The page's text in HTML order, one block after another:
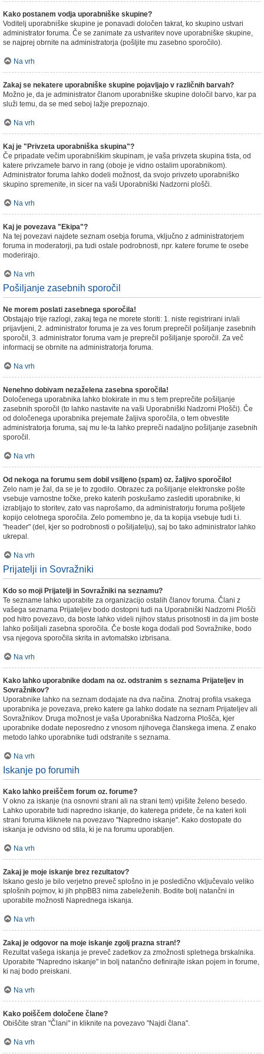
Kako postanem vodja uporabniške skupine?
Voditelj uporabniške skupine je ponavadi določen takrat, ko skupino ustvari
administrator foruma. Če se zanimate za ustvaritev nove uporabniške skupine,
se najprej obrnite na administratorja (pošljite mu zasebno sporočilo).
Na vrh
Zakaj se nekatere uporabniške skupine pojavljajo v različnih barvah?
Možno je, da je administrator članom uporabniške skupine določil barvo, kar pa
služi temu, da se med seboj lažje prepoznajo.
Na vrh
Kaj je "Privzeta uporabniška skupina"?
Če pripadate večim uporabniškim skupinam, je vaša privzeta skupina tista, od
katere privzamete barvo in rang (oboje je vidno ostalim uporabnikom).
Administrator foruma lahko dodeli možnost, da svojo privzeto uporabniško
skupino spremenite, in sicer na vaši Uporabniški Nadzorni plošči.
Na vrh
Kaj je povezava "Ekipa"?
Na tej povezavi najdete seznam osebja foruma, vključno z administratorjem
foruma in moderatorji, pa tudi ostale podrobnosti, npr. katere forume te osebe
moderirajo.
Na vrh
Pošiljanje zasebnih sporočil
Ne morem poslati zasebnega sporočila!
Obstajajo trije razlogi, zakaj tega ne morete storiti: 1. niste registrirani in/ali
prijavljeni, 2. administrator foruma je za ves forum preprečil pošiljanje zasebnih
sporočil, 3. administrator foruma vam je preprečil pošiljanje sporočil. Za več
informacij se obrnite na administratorja foruma.
Na vrh
Nenehno dobivam nezaželena zasebna sporočila!
Določenega uporabnika lahko blokirate in mu s tem preprečite pošiljanje
zasebnih sporočil (to lahko nastavite na vaši Uporabniški Nadzorni Plošči). Če
od določenega uporabnika prejemate žaljiva sporočila, o tem obvestite
administratorja foruma, saj mu le-ta lahko prepreči nadaljno pošiljanje zasebnih
sporočil.
Na vrh
Od nekoga na forumu sem dobil vsiljeno (spam) oz. žaljivo sporočilo!
Zelo nam je žal, da se je to zgodilo. Obrazec za pošiljanje elektronske pošte
vsebuje varnostne točke, preko katerih poskušamo zaslediti uporabnike, ki
izrabljajo to storitev, zato vas naprošamo, da administratorju foruma pošljete
kopijo celotnega sporočila. Zelo pomembno je, da ta kopija vsebuje tudi t.i.
"header" (del, kjer so podrobnosti o pošiljatelju), saj bo tako administrator lahko
ukrepal.
Na vrh
Prijatelji in Sovražniki
Kdo so moji Prijatelji in Sovražniki na seznamu?
Te sezname lahko uporabite za organizacijo ostalih članov foruma. Člani z
vašega seznama Prijateljev bodo dostopni tudi na Uporabniški Nadzorni Plošči
pod hitro povezavo, da boste lahko videli njihov status prisotnosti in da jim boste
lahko pošiljali zasebna sporočila. Če boste koga dodali pod Sovražnike, bodo
vsa njegova sporočila skrita in avtomatsko izbrisana.
Na vrh
Kako lahko uporabnike dodam na oz. odstranim s seznama Prijateljev in
Sovražnikov?
Uporabnike lahko na seznam dodajate na dva načina. Znotraj profila vsakega
uporabnika je povezava, preko katere ga lahko dodate na seznam Prijateljev ali
Sovražnikov. Druga možnost je vaša Uporabniška Nadzorna Plošča, kjer
uporabnike dodate neposredno z vnosom njihovega članskega imena. Z enako
metodo lahko uporabnike tudi odstranite s seznama.
Na vrh
Iskanje po forumih
Kako lahko preiščem forum oz. forume?
V okno za iskanje (na osnovni strani ali na strani tem) vpišite želeno besedo.
Lahko uporabite tudi napredno iskanje, do katerega pridete, če na kateri koli
strani foruma kliknete na povezavo "Napredno iskanje". Kako dostopate do
iskanja je odvisno od stila, ki je na forumu uporabljen.
Na vrh
Zakaj je moje iskanje brez rezultatov?
Iskano geslo je bilo verjetno preveč splošno in je posledično vključevalo veliko
splošnih pojmov, ki jih phpBB3 nima zabeleženih. Bodite bolj natančni in
uporabite možnosti Naprednega iskanja.
Na vrh
Zakaj je odgovor na moje iskanje zgolj prazna stran!?
Rezultat vašega iskanja je preveč zadetkov za zmožnosti spletnega brskalnika.
Uporabite "Napredno iskanje" in bolj natančno definirajte iskan pojem in forume,
ki naj bodo preiskani.
Na vrh
Kako poiščem določene člane?
Obiščite stran "Člani" in kliknite na povezavo "Najdi člana".
Na vrh